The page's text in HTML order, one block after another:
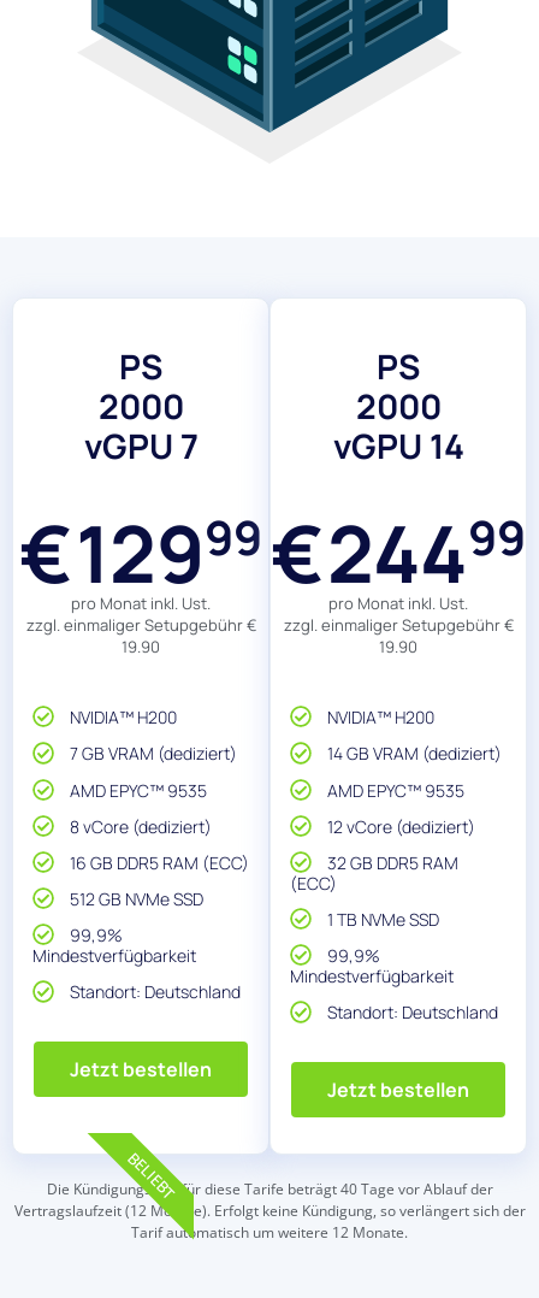
PS
2000
vGPU 7
€12999
pro Monat inkl. Ust.
zzgl. einmaliger Setupgebühr €
19.90
NVIDIA™ H200​
7 GB VRAM (dediziert)​
AMD EPYC™ 9535​
8 vCore (dediziert)​
16 GB DDR5 RAM (ECC)​
512 GB NVMe SSD​
99,9%
Mindestverfügbarkeit
Standort: Deutschland
Jetzt bestellen
BELIEBT
PS
2000
vGPU 14
€24499
pro Monat inkl. Ust.
zzgl. einmaliger Setupgebühr €
19.90
NVIDIA™ H200​
14 GB VRAM (dediziert)​
AMD EPYC™ 9535​
12 vCore (dediziert)​
32 GB DDR5 RAM
(ECC)​
1 TB NVMe SSD​
99,9%
Mindestverfügbarkeit
Standort: Deutschland
Jetzt bestellen
Die Kündigungsfrist für diese Tarife beträgt 40 Tage vor Ablauf der
Vertragslaufzeit (12 Monate). Erfolgt keine Kündigung, so verlängert sich der
Tarif automatisch um weitere 12 Monate.